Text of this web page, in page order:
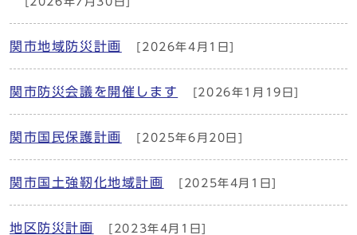
関市地域防災計画 [2026年4月1日]
関市防災会議を開催します [2026年1月19日]
関市国民保護計画 [2025年6月20日]
関市国土強靭化地域計画 [2025年4月1日]
地区防災計画 [2023年4月1日]